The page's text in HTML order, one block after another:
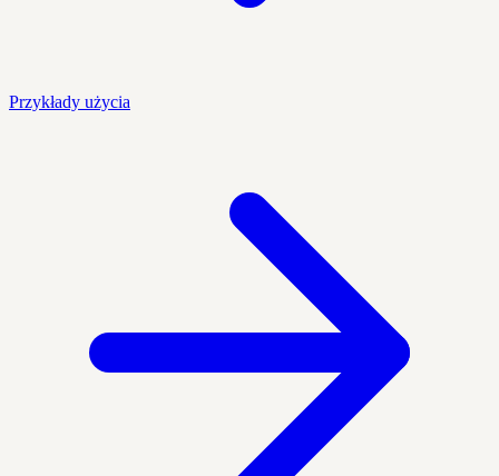
Przykłady użycia